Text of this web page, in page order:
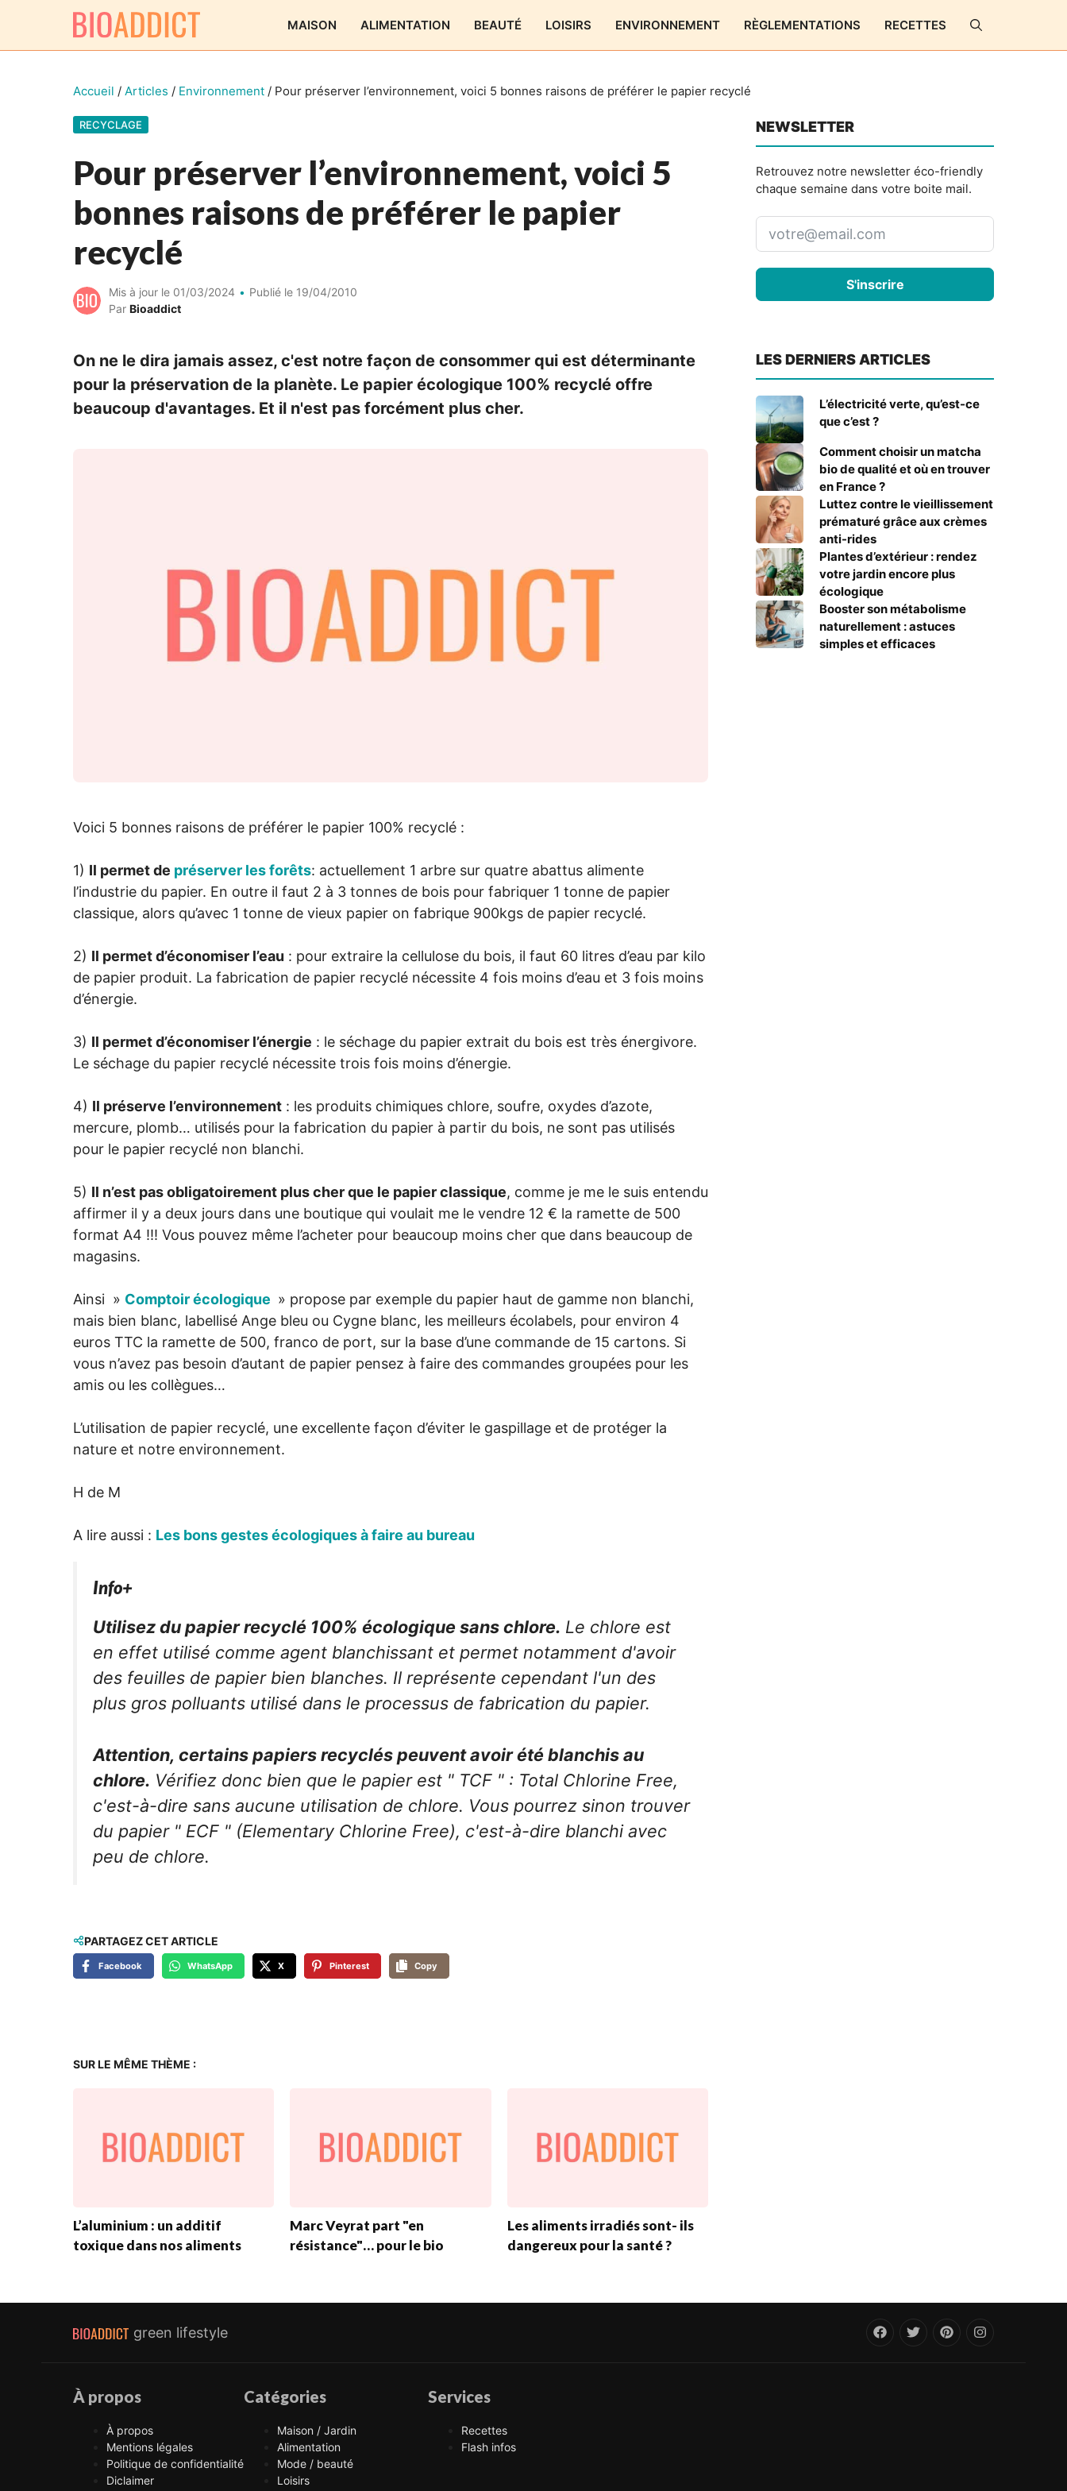
contenu
MAISON ALIMENTATION BEAUTÉ LOISIRS ENVIRONNEMENT RÈGLEMENTATIONS RECETTES
Accueil / Articles / Environnement / Pour préserver l’environnement, voici 5 bonnes raisons de préférer le papier recyclé
RECYCLAGE
Pour préserver l’environnement, voici 5
bonnes raisons de préférer le papier
recyclé
Mis à jour le 01/03/2024 Publié le 19/04/2010
Par Bioaddict
On ne le dira jamais assez, c'est notre façon de consommer qui est déterminante
pour la préservation de la planète. Le papier écologique 100% recyclé offre
beaucoup d'avantages. Et il n'est pas forcément plus cher.
Voici 5 bonnes raisons de préférer le papier 100% recyclé :
1) Il permet de préserver les forêts: actuellement 1 arbre sur quatre abattus alimente
l’industrie du papier. En outre il faut 2 à 3 tonnes de bois pour fabriquer 1 tonne de papier
classique, alors qu’avec 1 tonne de vieux papier on fabrique 900kgs de papier recyclé.
2) Il permet d’économiser l’eau : pour extraire la cellulose du bois, il faut 60 litres d’eau par kilo
de papier produit. La fabrication de papier recyclé nécessite 4 fois moins d’eau et 3 fois moins
d’énergie.
3) Il permet d’économiser l’énergie : le séchage du papier extrait du bois est très énergivore.
Le séchage du papier recyclé nécessite trois fois moins d’énergie.
4) Il préserve l’environnement : les produits chimiques chlore, soufre, oxydes d’azote,
mercure, plomb… utilisés pour la fabrication du papier à partir du bois, ne sont pas utilisés
pour le papier recyclé non blanchi.
5) Il n’est pas obligatoirement plus cher que le papier classique, comme je me le suis entendu
affirmer il y a deux jours dans une boutique qui voulait me le vendre 12 € la ramette de 500
format A4 !!! Vous pouvez même l’acheter pour beaucoup moins cher que dans beaucoup de
magasins.
Ainsi » Comptoir écologique » propose par exemple du papier haut de gamme non blanchi,
mais bien blanc, labellisé Ange bleu ou Cygne blanc, les meilleurs écolabels, pour environ 4
euros TTC la ramette de 500, franco de port, sur la base d’une commande de 15 cartons. Si
vous n’avez pas besoin d’autant de papier pensez à faire des commandes groupées pour les
amis ou les collègues…
L’utilisation de papier recyclé, une excellente façon d’éviter le gaspillage et de protéger la
nature et notre environnement.
H de M
A lire aussi : Les bons gestes écologiques à faire au bureau
Info+
Utilisez du papier recyclé 100% écologique sans chlore. Le chlore est
en effet utilisé comme agent blanchissant et permet notamment d'avoir
des feuilles de papier bien blanches. Il représente cependant l'un des
plus gros polluants utilisé dans le processus de fabrication du papier.
Attention, certains papiers recyclés peuvent avoir été blanchis au
chlore. Vérifiez donc bien que le papier est " TCF " : Total Chlorine Free,
c'est-à-dire sans aucune utilisation de chlore. Vous pourrez sinon trouver
du papier " ECF " (Elementary Chlorine Free), c'est-à-dire blanchi avec
peu de chlore.
PARTAGEZ CET ARTICLE
Facebook WhatsApp X Pinterest Copy
SUR LE MÊME THÈME :
L’aluminium : un additif
toxique dans nos aliments
Marc Veyrat part "en
résistance"… pour le bio
Les aliments irradiés sont- ils
dangereux pour la santé ?
NEWSLETTER
Retrouvez notre newsletter éco-friendly
chaque semaine dans votre boite mail.
S'inscrire
LES DERNIERS ARTICLES
L’électricité verte, qu’est-ce
que c’est ?
Comment choisir un matcha
bio de qualité et où en trouver
en France ?
Luttez contre le vieillissement
prématuré grâce aux crèmes
anti-rides
Plantes d’extérieur : rendez
votre jardin encore plus
écologique
Booster son métabolisme
naturellement : astuces
simples et efficaces
green lifestyle
À propos
À propos
Mentions légales
Politique de confidentialité
Diclaimer
Catégories
Maison / Jardin
Alimentation
Mode / beauté
Loisirs
Services
Recettes
Flash infos